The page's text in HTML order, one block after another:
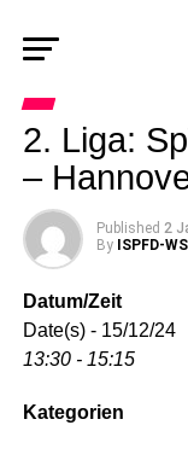
2. Liga:
–
Published 2
By ISPFD-WS
Datum/Zeit
Date(s) - 15/12/24
13:30 - 15:15
Kategorien